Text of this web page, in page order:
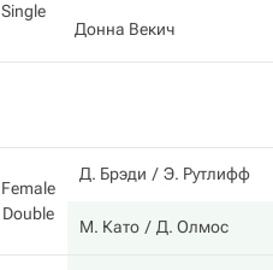
Single
Донна Векич
Female
Double
Д. Брэди Э. Рутлифф
М. Като Д. Олмос